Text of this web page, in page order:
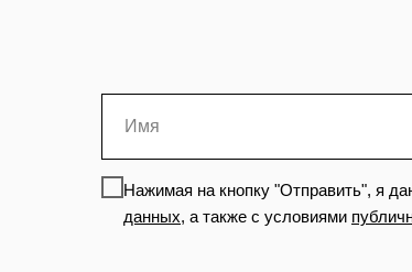
Нажимая на кнопку "Отправить", я
данных, а также с условиями